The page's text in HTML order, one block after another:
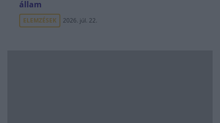
állam
ELEMZÉSEK 2026. júl. 22.